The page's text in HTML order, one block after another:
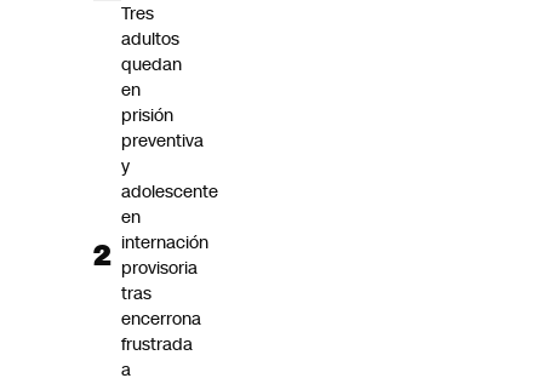
Tres
adultos
quedan
en
prisión
preventiva
y
adolescente
en
internación
provisoria
tras
encerrona
frustrada
a